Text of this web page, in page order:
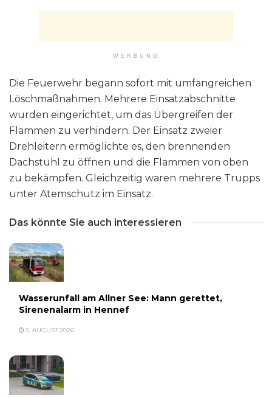
WERBUNG
Die Feuerwehr begann sofort mit umfangreichen
Löschmaßnahmen. Mehrere Einsatzabschnitte
wurden eingerichtet, um das Übergreifen der
Flammen zu verhindern. Der Einsatz zweier
Drehleitern ermöglichte es, den brennenden
Dachstuhl zu öffnen und die Flammen von oben
zu bekämpfen. Gleichzeitig waren mehrere Trupps
unter Atemschutz im Einsatz.
Das könnte Sie auch interessieren
Wasserunfall am Allner See: Mann gerettet,
Sirenenalarm in Hennef
5. AUGUST 2026